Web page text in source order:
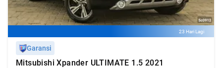
23 Hari Lagi
Garansi
Mitsubishi Xpander ULTIMATE 1.5 2021